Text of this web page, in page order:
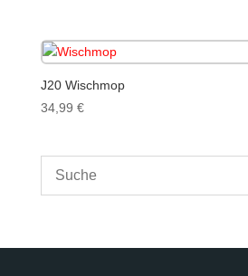
J20 Wischmop
34,99 €